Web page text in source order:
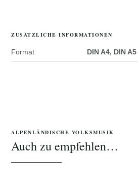
Neue
und
bekannte
Teil
ZUSÄTZLICHE INFORMATIONEN
Format DIN A4, DIN A5
ALPENLÄNDISCHE VOLKSMUSIK
Auch zu empfehlen…